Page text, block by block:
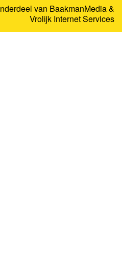
van BaakmanMedia&
Vrolijk Internet Services